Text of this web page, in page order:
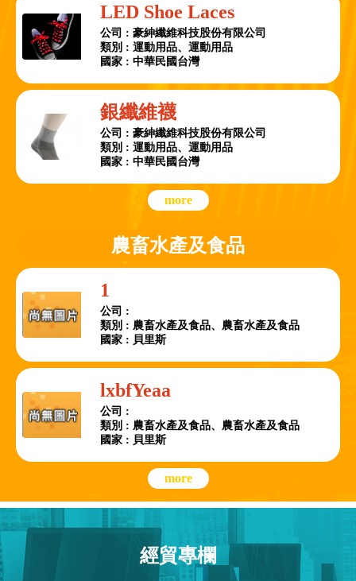
LED Shoe Laces
公司 : 豪紳纖維科技股份有限公司
類別 : 運動用品、運動用品
國家 : 中華民國台灣
銀纖維襪
公司 : 豪紳纖維科技股份有限公司
類別 : 運動用品、運動用品
國家 : 中華民國台灣
more
農畜水產及食品
1
公司 :
類別 : 農畜水產及食品、農畜水產及食品
國家 : 貝里斯
lxbfYeaa
公司 :
類別 : 農畜水產及食品、農畜水產及食品
國家 : 貝里斯
more
經貿專欄